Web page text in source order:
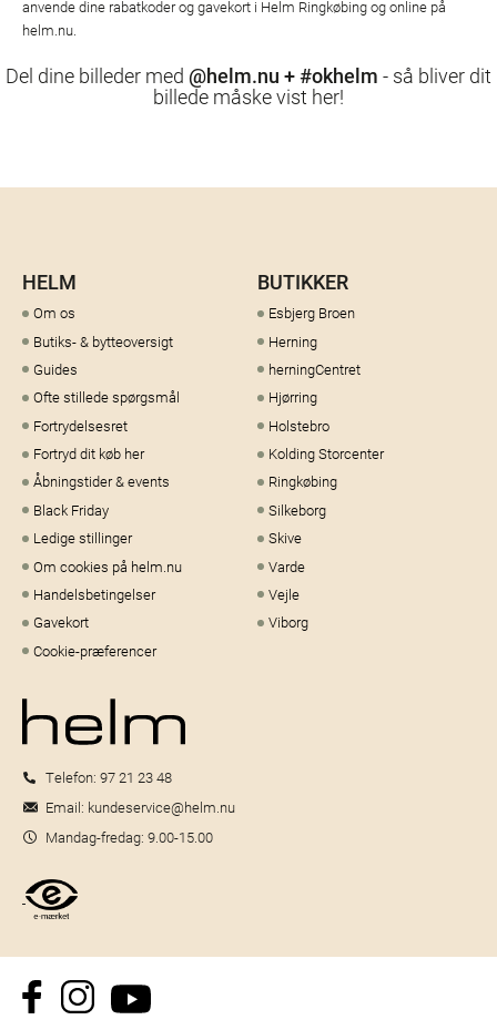
anvende dine rabatkoder og gavekort i Helm Ringkøbing og online på
helm.nu.
Del dine billeder med @helm.nu + #okhelm - så bliver dit
billede måske vist her!
HELM
Om os
Butiks- & bytteoversigt
Guides
Ofte stillede spørgsmål
Fortrydelsesret
Fortryd dit køb her
Åbningstider & events
Black Friday
Ledige stillinger
Om cookies på helm.nu
Handelsbetingelser
Gavekort
Cookie-præferencer
BUTIKKER
Esbjerg Broen
Herning
herningCentret
Hjørring
Holstebro
Kolding Storcenter
Ringkøbing
Silkeborg
Skive
Varde
Vejle
Viborg
Telefon: 97 21 23 48
Email: kundeservice@helm.nu
Mandag-fredag: 9.00-15.00